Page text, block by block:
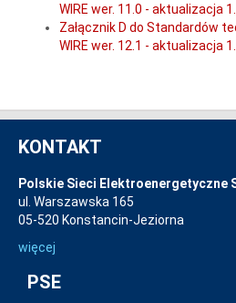
WIRE wer. 11.0 - aktualizacja
Załącznik D do Standardów
WIRE wer. 12.1 - aktualizacja
KONTAKT
Polskie Sieci Elektroenergetyczne
ul. Warszawska 165
05-520 Konstancin-Jeziorna
więcej
PSE